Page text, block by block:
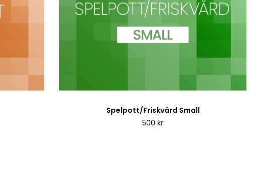
Spelpott/Friskvård Small
500 kr